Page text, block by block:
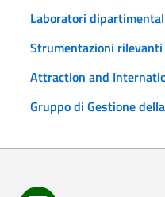
Laboratori
Strumentazioni
Attraction and
Gruppo di Gestione